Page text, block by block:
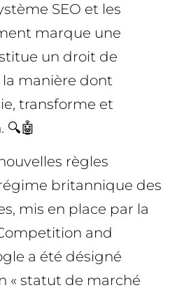
SEO et les
marque une
un droit de
manière dont
transforme et
🔍🤖
règles
britannique des
mis en place par la
and
a été désigné
« statut de marché